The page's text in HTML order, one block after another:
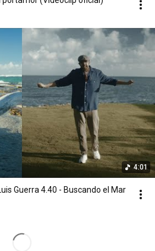
4:01
Guerra 4.40 - Buscando el Mar